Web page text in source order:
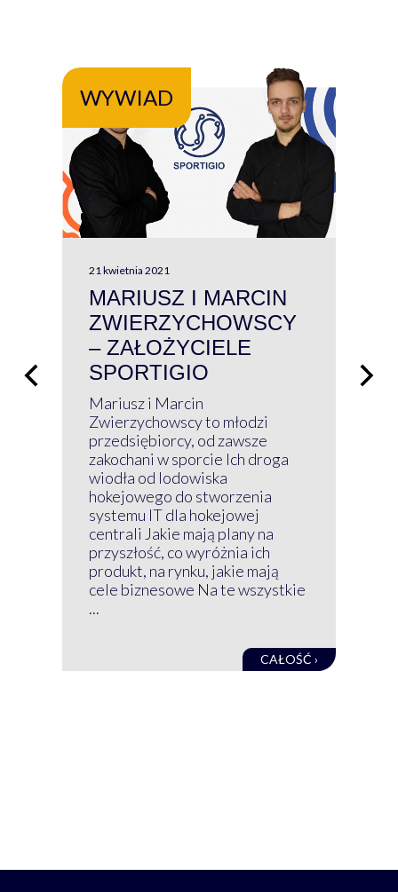
WYWIAD
21 kwietnia 2021
MARIUSZ I MARCIN
ZWIERZYCHOWSCY
– ZAŁOŻYCIELE
SPORTIGIO
Mariusz i Marcin
Zwierzychowscy to młodzi
przedsiębiorcy, od zawsze
zakochani w sporcie Ich droga
wiodła od lodowiska
hokejowego do stworzenia
systemu IT dla hokejowej
centrali Jakie mają plany na
przyszłość, co wyróżnia ich
produkt, na rynku, jakie mają
cele biznesowe Na te wszystkie
...
CAŁOŚĆ ›